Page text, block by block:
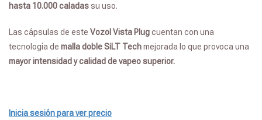
hasta 10.000caladassu uso.
Las cápsulas de este Vozol Vista Plugcuentan con una
tecnología de malla doble SiLT Techmejorada lo que provoca una
mayor intensidad y calidad de vapeo superior.
Inicia sesión para ver precio